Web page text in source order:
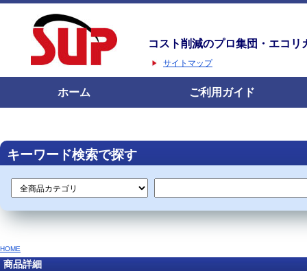
コスト削減のプロ集団・エコリ
サイトマップ
ホーム ご利用ガイド
キーワード検索で探す
HOME
商品詳細